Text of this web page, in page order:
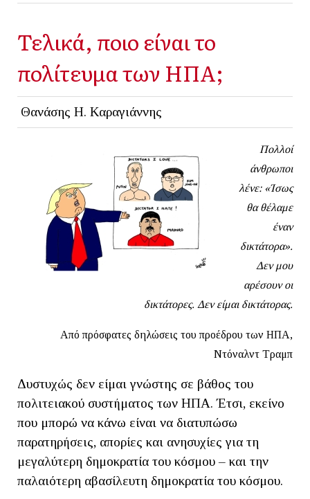
Τελικά, ποιο είναι το
πολίτευμα των ΗΠΑ;
Θανάσης Η. Καραγιάννης
Πολλοί
άνθρωποι
λένε: «Ίσως
θα θέλαμε
έναν
δικτάτορα».
Δεν μου
αρέσουν οι
δικτάτορες. Δεν είμαι δικτάτορας.
Από πρόσφατες δηλώσεις του προέδρου των ΗΠΑ,
Ντόναλντ Τραμπ
Δυστυχώς δεν είμαι γνώστης σε βάθος του
πολιτειακού συστήματος των ΗΠΑ. Έτσι, εκείνο
που μπορώ να κάνω είναι να διατυπώσω
παρατηρήσεις, απορίες και ανησυχίες για τη
μεγαλύτερη δημοκρατία του κόσμου – και την
παλαιότερη αβασίλευτη δημοκρατία του κόσμου.